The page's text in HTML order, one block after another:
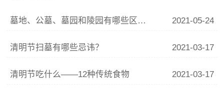
墓地、公墓、墓园和陵园有哪些区别?如何购买? 2021-05-24
清明节扫墓有哪些忌讳？ 2021-03-17
清明节吃什么——12种传统食物 2021-03-17